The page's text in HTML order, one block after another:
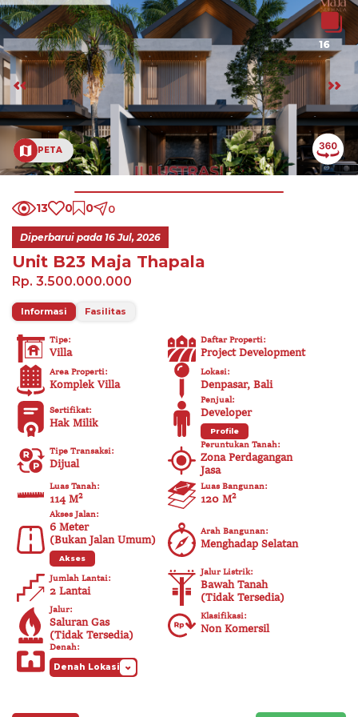
16
PETA
13 0 0 0
Diperbarui pada 16 Jul, 2026
Unit B23 Maja Thapala
Rp. 3.500.000.000
Informasi Fasilitas
Tipe:
Villa
Daftar Properti:
Project Development
Area Properti:
Komplek Villa
Lokasi:
Denpasar, Bali
Sertifikat:
Hak Milik
Penjual:
Developer
Profile
Tipe Transaksi:
Dijual
Peruntukan Tanah:
Zona Perdagangan
Jasa
Luas Tanah:
114 M²
Luas Bangunan:
120 M²
Akses Jalan:
6 Meter
(Bukan Jalan Umum)
Akses
Arah Bangunan:
Menghadap Selatan
Jumlah Lantai:
2 Lantai
Jalur Listrik:
Bawah Tanah
(Tidak Tersedia)
Jalur:
Saluran Gas
(Tidak Tersedia)
Klasifikasi:
Non Komersil
Denah:
Denah Lokasi